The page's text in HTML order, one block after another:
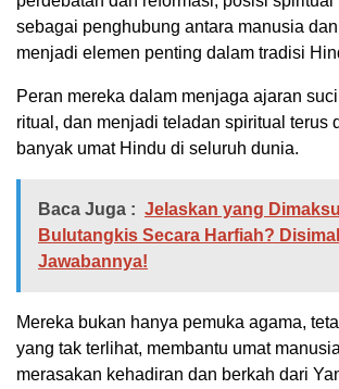
sebagai penghubung antara manusia
menjadi elemen penting dalam tradisi
Peran mereka dalam menjaga ajaran
ritual, dan menjadi teladan spiritual terus
banyak umat Hindu di seluruh dunia.
Baca Juga : Jelaskan yang
Bulutangkis Secara Harfiah?
Jawabannya!
Mereka bukan hanya pemuka agama,
yang tak terlihat, membantu umat
merasakan kehadiran dan berkah dari